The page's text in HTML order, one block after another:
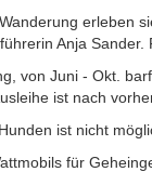
erleben
Anja
von Juni - Okt.
ist nach
ist nicht
für